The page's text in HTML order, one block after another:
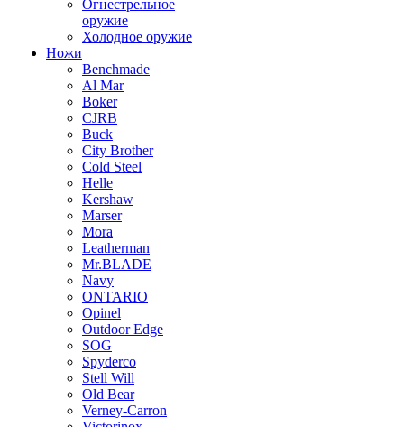
Огнестрельное
оружие
Холодное оружие
Ножи
Benchmade
Al Mar
Boker
CJRB
Buck
City Brother
Cold Steel
Helle
Kershaw
Marser
Mora
Leatherman
Mr.BLADE
Navy
ONTARIO
Opinel
Outdoor Edge
SOG
Spyderco
Stell Will
Old Bear
Verney-Carron